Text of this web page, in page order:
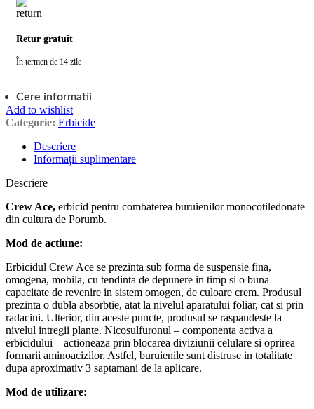
Retur gratuit
În termen de 14 zile
Cere informatii
Add to wishlist
Categorie: Erbicide
Descriere
Informații suplimentare
Descriere
Crew Ace, erbicid pentru combaterea buruienilor monocotiledonate
din cultura de Porumb.
Mod de actiune:
Erbicidul Crew Ace se prezinta sub forma de suspensie fina,
omogena, mobila, cu tendinta de depunere in timp si o buna
capacitate de revenire in sistem omogen, de culoare crem. Produsul
prezinta o dubla absorbtie, atat la nivelul aparatului foliar, cat si prin
radacini. Ulterior, din aceste puncte, produsul se raspandeste la
nivelul intregii plante. Nicosulfuronul – componenta activa a
erbicidului – actioneaza prin blocarea diviziunii celulare si oprirea
formarii aminoacizilor. Astfel, buruienile sunt distruse in totalitate
dupa aproximativ 3 saptamani de la aplicare.
Mod de utilizare: